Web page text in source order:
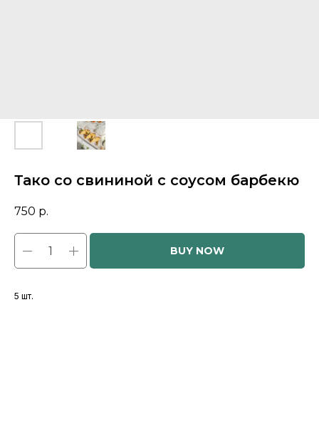
Тако со свининой с соусом барбекю
750 р.
BUY NOW
5 шт.